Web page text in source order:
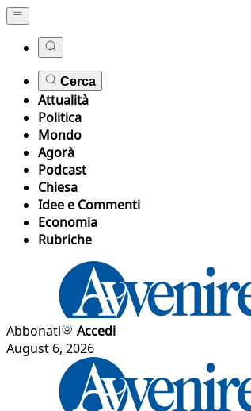
Cerca
Attualità
Politica
Mondo
Agorà
Podcast
Chiesa
Idee e Commenti
Economia
Rubriche
Abbonati
Accedi
August 6, 2026